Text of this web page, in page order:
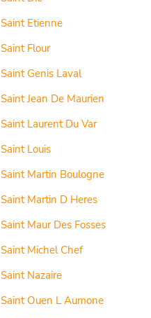
Saint Etienne
Saint Flour
Saint Genis Laval
Saint Jean De Maurien
Saint Laurent Du Var
Saint Louis
Saint Martin Boulogne
Saint Martin D Heres
Saint Maur Des Fosses
Saint Michel Chef
Saint Nazaire
Saint Ouen L Aumone